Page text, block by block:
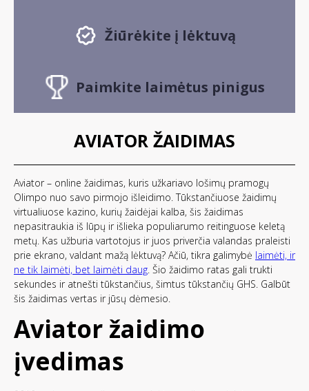
Žiūrėkite į lėktuvą
Paimkite laimėtus pinigus
AVIATOR ŽAIDIMAS
Aviator – online žaidimas, kuris užkariavo lošimų pramogų
Olimpo nuo savo pirmojo išleidimo. Tūkstančiuose žaidimų
virtualiuose kazino, kurių žaidėjai kalba, šis žaidimas
nepasitraukia iš lūpų ir išlieka populiarumo reitinguose keletą
metų. Kas užburia vartotojus ir juos priverčia valandas praleisti
prie ekrano, valdant mažą lėktuvą? Ačiū, tikra galimybė laimėti, ir
ne tik laimėti, bet laimėti daug. Šio žaidimo ratas gali trukti
sekundes ir atnešti tūkstančius, šimtus tūkstančių GHS. Galbūt
šis žaidimas vertas ir jūsų dėmesio.
Aviator žaidimo
įvedimas